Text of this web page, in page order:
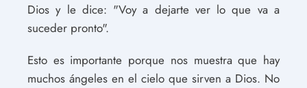
Dios y le dice: "Voy a dejarte ver lo que va a
suceder pronto".
Esto es importante porque nos muestra que hay
muchos ángeles en el cielo que sirven a Dios. No